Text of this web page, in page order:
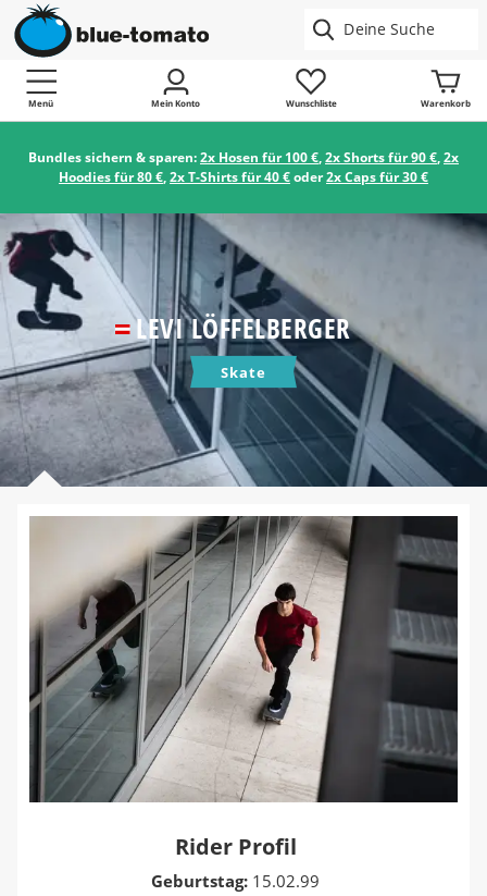
Menü Mein Konto Wunschliste Warenkorb
Bundles sichern & sparen:2x Hosen für 100 €,2x Shorts für 90 €,2x
Hoodies für 80 €,2x T-Shirts für 40 €oder2x Caps für 30 €
LEVI LÖFFELBERGER
Skate
Rider Profil
Geburtstag: 15.02.99